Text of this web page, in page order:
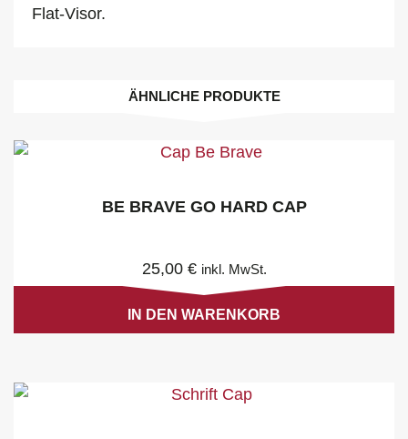
Flat-Visor.
ÄHNLICHE PRODUKTE
BE BRAVE GO HARD CAP
25,00 € inkl. MwSt.
IN DEN WARENKORB